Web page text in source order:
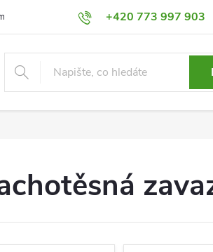
+420 773 997 903
Výměna a Vrácení Podmínky